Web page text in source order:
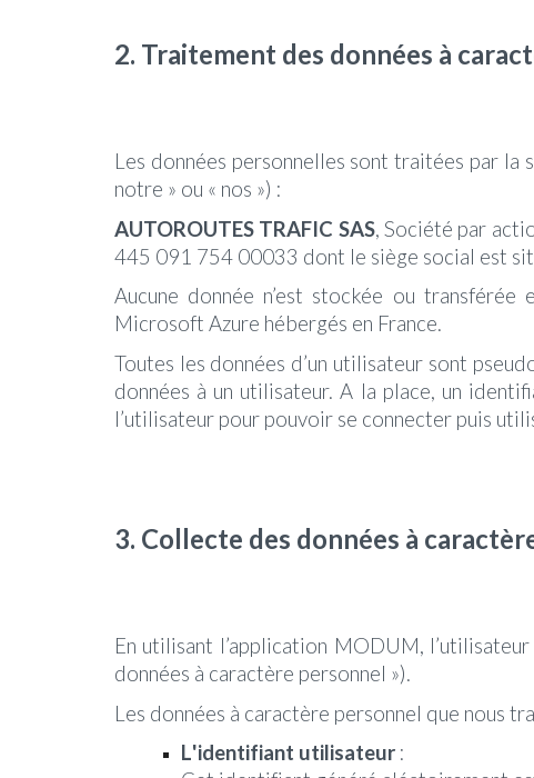
2. Traitement des données à
Les données personnelles sont traitées par
notre » ou « nos ») :
AUTOROUTES TRAFIC SAS, Société par
445 091 754 00033 dont le siège social est
Aucune donnée n’est stockée ou
Microsoft Azure hébergés en France.
Toutes les données d’un utilisateur sont
données à un utilisateur. A la place, un
l’utilisateur pour pouvoir se connecter puis
3. Collecte des données à
En utilisant l’application MODUM,
données à caractère personnel »).
Les données à caractère personnel que nous
L'identifiant utilisateur: